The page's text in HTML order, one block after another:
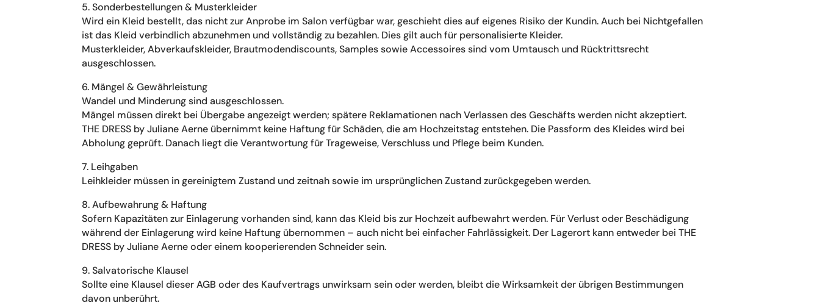
5. Sonderbestellungen & Musterkleider
Wird ein Kleid bestellt, das nicht zur Anprobe im Salon verfügbar war, geschieht dies auf eigenes Risiko der Kundin. Auch bei Nichtgefallen
ist das Kleid verbindlich abzunehmen und vollständig zu bezahlen. Dies gilt auch für personalisierte Kleider.
Musterkleider, Abverkaufskleider, Brautmodendiscounts, Samples sowie Accessoires sind vom Umtausch und Rücktrittsrecht
ausgeschlossen.
6. Mängel & Gewährleistung
Wandel und Minderung sind ausgeschlossen.
Mängel müssen direkt bei Übergabe angezeigt werden; spätere Reklamationen nach Verlassen des Geschäfts werden nicht akzeptiert.
THE DRESS by Juliane Aerne übernimmt keine Haftung für Schäden, die am Hochzeitstag entstehen. Die Passform des Kleides wird bei
Abholung geprüft. Danach liegt die Verantwortung für Trageweise, Verschluss und Pflege beim Kunden.
7. Leihgaben
Leihkleider müssen in gereinigtem Zustand und zeitnah sowie im ursprünglichen Zustand zurückgegeben werden.
8. Aufbewahrung & Haftung
Sofern Kapazitäten zur Einlagerung vorhanden sind, kann das Kleid bis zur Hochzeit aufbewahrt werden. Für Verlust oder Beschädigung
während der Einlagerung wird keine Haftung übernommen – auch nicht bei einfacher Fahrlässigkeit. Der Lagerort kann entweder bei THE
DRESS by Juliane Aerne oder einem kooperierenden Schneider sein.
9. Salvatorische Klausel
Sollte eine Klausel dieser AGB oder des Kaufvertrags unwirksam sein oder werden, bleibt die Wirksamkeit der übrigen Bestimmungen
davon unberührt.